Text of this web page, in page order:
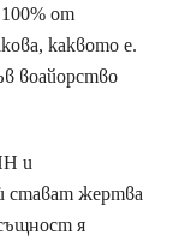
от
каквото е.
воайорство
и
стават жертва
я